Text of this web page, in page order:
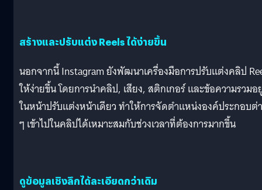
สร้างและปรับแต่ง Reels ได้ง่ายขึ้น
นอกจากนี้ Instagram ยังพัฒนาเครื่องมือการปรับแต่งคลิป
ให้ง่ายขึ้น โดยการนำคลิป, เสียง, สติกเกอร์ และข้อความรวมอ
ในหน้าปรับแต่งหน้าเดียว ทำให้การจัดตำแหน่งองค์ประกอบต่
ๆ เข้าไปในคลิปได้เหมาะสมกับช่วงเวลาที่ต้องการมากขึ้น
ดูข้อมูลเชิงลึกได้ละเอียดกว่าเดิม